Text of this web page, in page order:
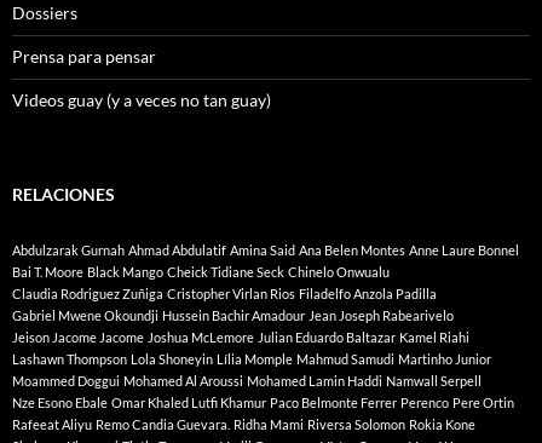
Dossiers
Prensa para pensar
Videos guay (y a veces no tan guay)
RELACIONES
Abdulzarak Gurnah Ahmad Abdulatif Amina Said Ana Belen Montes Anne Laure Bonnel
Bai T. Moore Black Mango Cheick Tidiane Seck Chinelo Onwualu
Claudia Rodriguez Zuñiga Cristopher Virlan Rios Filadelfo Anzola Padilla
Gabriel Mwene Okoundji Hussein Bachir Amadour Jean Joseph Rabearivelo
Jeison Jacome Jacome Joshua McLemore Julian Eduardo Baltazar Kamel Riahi
Lashawn Thompson Lola Shoneyin Lília Momple Mahmud Samudi Martinho Junior
Moammed Doggui Mohamed Al Aroussi Mohamed Lamin Haddi Namwall Serpell
Nze Esono Ebale Omar Khaled Lutfi Khamur Paco Belmonte Ferrer Perenco Pere Ortin
Rafeeat Aliyu Remo Candia Guevara. Ridha Mami Riversa Solomon Rokia Kone